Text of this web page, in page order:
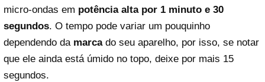
micro-ondas em potência alta por 1 minuto e 30
segundos. O tempo pode variar um pouquinho
dependendo da marca do seu aparelho, por isso, se notar
que ele ainda está úmido no topo, deixe por mais 15
segundos.